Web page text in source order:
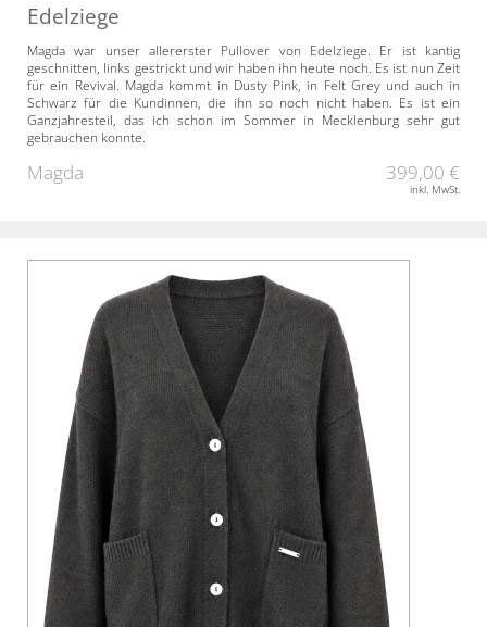
Edelziege
Magda war unser allererster Pullover von Edelziege. Er ist kantig
geschnitten, links gestrickt und wir haben ihn heute noch. Es ist nun Zeit
für ein Revival. Magda kommt in Dusty Pink, in Felt Grey und auch in
Schwarz für die Kundinnen, die ihn so noch nicht haben. Es ist ein
Ganzjahresteil, das ich schon im Sommer in Mecklenburg sehr gut
gebrauchen konnte.
Magda 399,00 €
inkl. MwSt.